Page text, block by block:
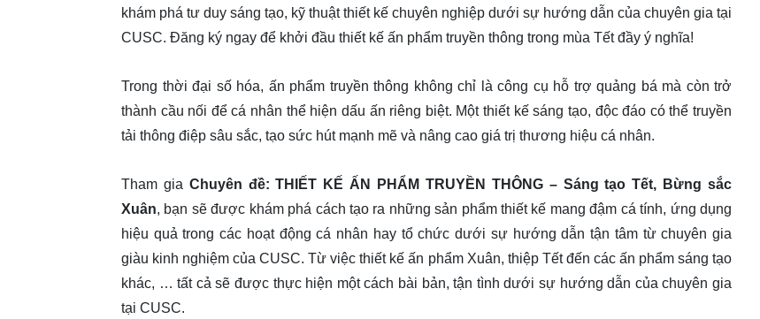
khám phá tư duy sáng tạo, kỹ thuật thiết kế chuyên nghiệp dưới sự hướng dẫn của chuyên gia tại
CUSC. Đăng ký ngay để khởi đầu thiết kế ấn phẩm truyền thông trong mùa Tết đầy ý nghĩa!
Trong thời đại số hóa, ấn phẩm truyền thông không chỉ là công cụ hỗ trợ quảng bá mà còn trở
thành cầu nối để cá nhân thể hiện dấu ấn riêng biệt. Một thiết kế sáng tạo, độc đáo có thể truyền
tải thông điệp sâu sắc, tạo sức hút mạnh mẽ và nâng cao giá trị thương hiệu cá nhân.
Tham gia Chuyên đề: THIẾT KẾ ẤN PHẨM TRUYỀN THÔNG – Sáng tạo Tết, Bừng sắc
Xuân, bạn sẽ được khám phá cách tạo ra những sản phẩm thiết kế mang đậm cá tính, ứng dụng
hiệu quả trong các hoạt động cá nhân hay tổ chức dưới sự hướng dẫn tận tâm từ chuyên gia
giàu kinh nghiệm của CUSC. Từ việc thiết kế ấn phẩm Xuân, thiệp Tết đến các ấn phẩm sáng tạo
khác, … tất cả sẽ được thực hiện một cách bài bản, tận tình dưới sự hướng dẫn của chuyên gia
tại CUSC.